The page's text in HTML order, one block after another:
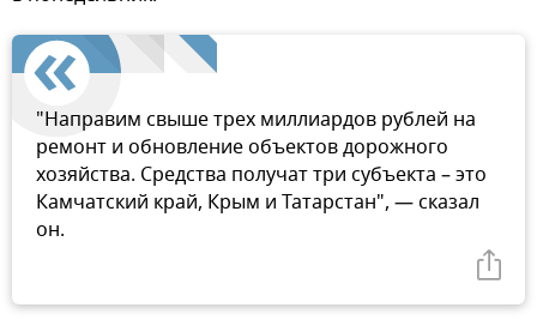
"Направим свыше трех миллиардов рублей на
ремонт и обновление объектов дорожного
хозяйства. Средства получат три субъекта – это
Камчатский край, Крым и Татарстан", — сказал
он.